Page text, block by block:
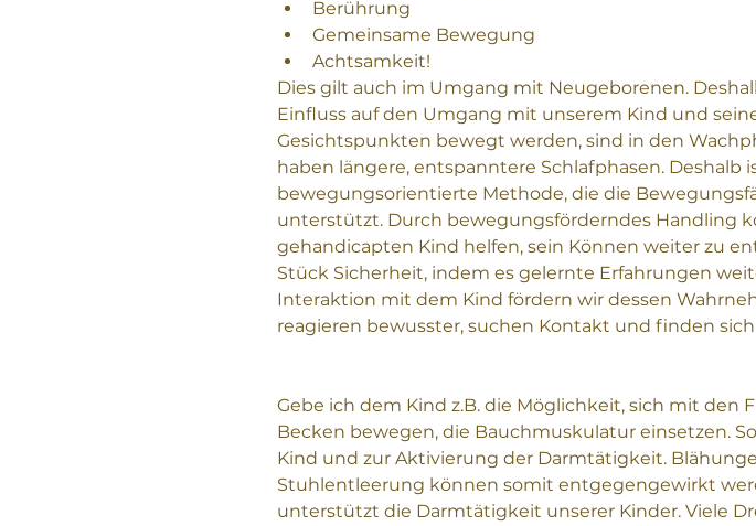
Berührung
Gemeinsame Bewegung
Achtsamkeit!
Dies gilt auch im Umgang mit Neugeborenen.
Einfluss auf den Umgang mit unserem Kind und
Gesichtspunkten bewegt werden, sind in den
haben längere, entspanntere Schlafphasen. Deshalb
bewegungsorientierte Methode, die die
unterstützt. Durch bewegungsförderndes Handling
gehandicapten Kind helfen, sein Können weiter zu
Stück Sicherheit, indem es gelernte Erfahrungen
Interaktion mit dem Kind fördern wir dessen
reagieren bewusster, suchen Kontakt und finden
Gebe ich dem Kind z.B. die Möglichkeit, sich mit den
Becken bewegen, die Bauchmuskulatur einsetzen.
Kind und zur Aktivierung der Darmtätigkeit.
Stuhlentleerung können somit entgegengewirkt
unterstützt die Darmtätigkeit unserer Kinder. Viele